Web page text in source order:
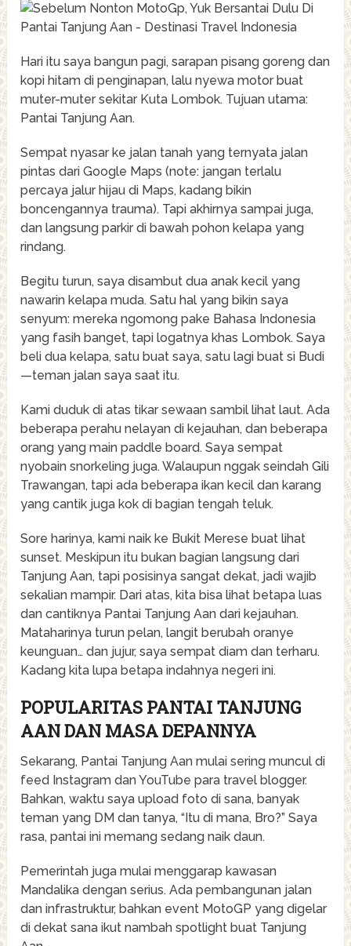
Hari itu saya bangun pagi, sarapan pisang goreng dan
kopi hitam di penginapan, lalu nyewa motor buat
muter-muter sekitar Kuta Lombok. Tujuan utama:
Pantai Tanjung Aan.
Sempat nyasar ke jalan tanah yang ternyata jalan
pintas dari Google Maps (note: jangan terlalu
percaya jalur hijau di Maps, kadang bikin
boncengannya trauma). Tapi akhirnya sampai juga,
dan langsung parkir di bawah pohon kelapa yang
rindang.
Begitu turun, saya disambut dua anak kecil yang
nawarin kelapa muda. Satu hal yang bikin saya
senyum: mereka ngomong pake Bahasa Indonesia
yang fasih banget, tapi logatnya khas Lombok. Saya
beli dua kelapa, satu buat saya, satu lagi buat si Budi
—teman jalan saya saat itu.
Kami duduk di atas tikar sewaan sambil lihat laut. Ada
beberapa perahu nelayan di kejauhan, dan beberapa
orang yang main paddle board. Saya sempat
nyobain snorkeling juga. Walaupun nggak seindah Gili
Trawangan, tapi ada beberapa ikan kecil dan karang
yang cantik juga kok di bagian tengah teluk.
Sore harinya, kami naik ke Bukit Merese buat lihat
sunset. Meskipun itu bukan bagian langsung dari
Tanjung Aan, tapi posisinya sangat dekat, jadi wajib
sekalian mampir. Dari atas, kita bisa lihat betapa luas
dan cantiknya Pantai Tanjung Aan dari kejauhan.
Mataharinya turun pelan, langit berubah oranye
keunguan… dan jujur, saya sempat diam dan terharu.
Kadang kita lupa betapa indahnya negeri ini.
POPULARITAS PANTAI TANJUNG
AAN DAN MASA DEPANNYA
Sekarang, Pantai Tanjung Aan mulai sering muncul di
feed Instagram dan YouTube para travel blogger.
Bahkan, waktu saya upload foto di sana, banyak
teman yang DM dan tanya, “Itu di mana, Bro?” Saya
rasa, pantai ini memang sedang naik daun.
Pemerintah juga mulai menggarap kawasan
Mandalika dengan serius. Ada pembangunan jalan
dan infrastruktur, bahkan event MotoGP yang digelar
di dekat sana ikut nambah spotlight buat Tanjung